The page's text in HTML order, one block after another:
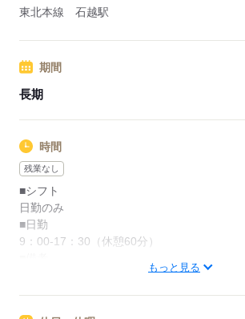
東北本線 石越駅
期間
長期
時間
残業なし
■シフト
日勤のみ
■日勤
9：00-17：30（休憩60分）
9：00～17：30の間で2時間以上より応相談
もっと見る